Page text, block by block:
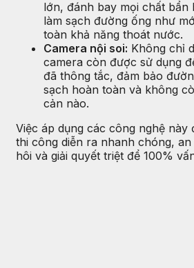
lớn, đánh bay mọi chất bẩn
làm sạch đường ống như
toàn khả năng thoát nước.
Camera nội soi: Không chỉ
camera còn được sử dụng
đã thông tắc, đảm bảo
sạch hoàn toàn và không
cản nào.
Việc áp dụng các công nghệ này
thi công diễn ra nhanh chóng,
hôi và giải quyết triệt để 100%